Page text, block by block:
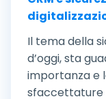
Il tema della
d’oggi, sta
importanza e
sfaccettature